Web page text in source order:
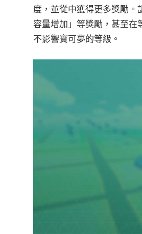
度，並從中獲得更多獎勵。
容量增加」等獎勵，甚至在
不影響寶可夢的等級。